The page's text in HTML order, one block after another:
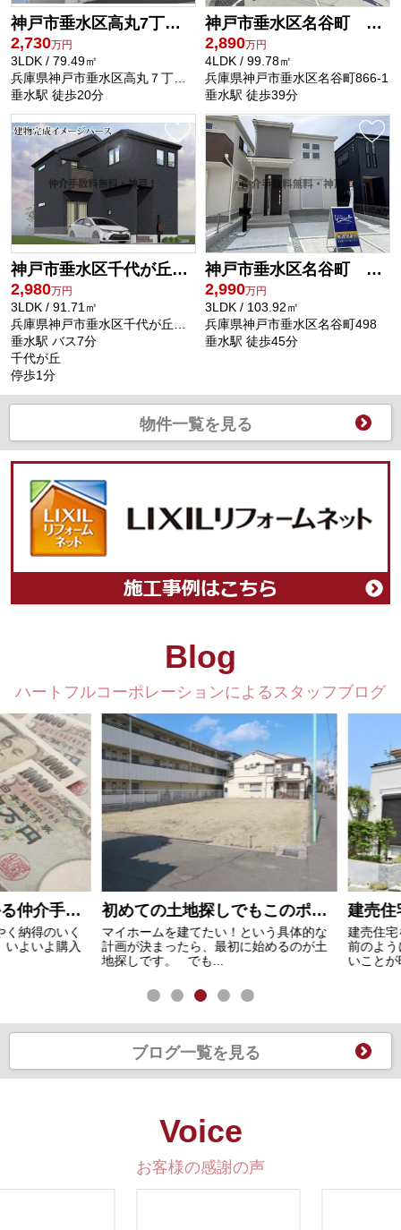
神戸市垂水区高丸7丁目 新築戸建 仲介手数料無料！
2,730万円
3LDK / 79.49㎡
兵庫県神戸市垂水区高丸７丁目7-7
垂水駅 徒歩20分
神戸市垂水区名谷町 新築戸建2号棟 仲介手数料無料！
2,890万円
4LDK / 99.78㎡
兵庫県神戸市垂水区名谷町866-1
垂水駅 徒歩39分
神戸市垂水区千代が丘1丁目 新築戸建 仲介手数料無料！
2,980万円
3LDK / 91.71㎡
垂水駅 バス7分
千代が丘
停歩1分
神戸市垂水区名谷町 新築戸建2号棟 仲介手数料無料！
2,990万円
3LDK / 103.92㎡
兵庫県神戸市垂水区名谷町498
垂水駅 徒歩45分
物件一覧を見る
Blog
ハートフルコーポレーションによるスタッフブログ
不動産購入時にかかる仲介手数料とは？上限はいくらなの？
得のいく
いよ購入
初めての土地探しでもこのポイントを押さえておけば大丈夫！
マイホームを建てたい！という具体的な
計画が決まったら、最初に始めるのが土
地探しです。 でも...
建売住宅を
前のように
いことが時
ブログ一覧を見る
Voice
お客様の感謝の声